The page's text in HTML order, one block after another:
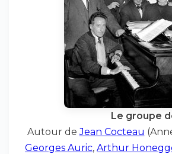
Le groupe
Autour deJean Cocteau
Georges Auric, Arthur